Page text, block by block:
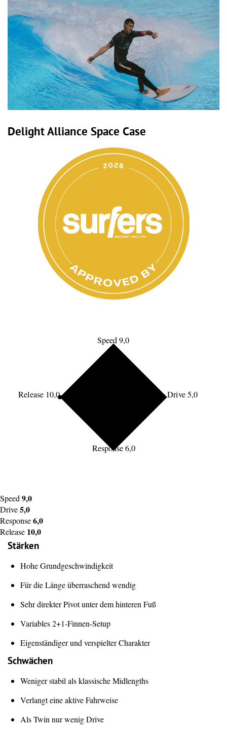
Delight Alliance Space Case
Speed 9,0
Drive 5,0
Response 6,0
Release 10,0
Speed 9,0
Drive5,0
Response6,0
Release 10,0
Stärken
Hohe Grundgeschwindigkeit
Für die Länge überraschend wendig
Sehr direkter Pivot unter dem hinteren Fuß
Variables 2+1-Finnen-Setup
Eigenständiger und verspielter Charakter
Schwächen
Weniger stabil als klassische Midlengths
Verlangt eine aktive Fahrweise
Als Twin nur wenig Drive